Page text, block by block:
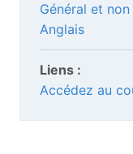
Général et
Anglais
Liens :
Accédez au